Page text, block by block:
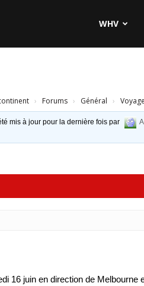
WHV
› Forums › Général ›
mis à jour pour la dernière fois par
16 juin en direction de Melbourne